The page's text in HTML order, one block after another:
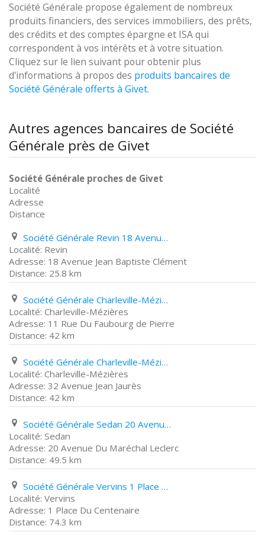
Société Générale propose également de nombreux
produits financiers, des services immobiliers, des prêts,
des crédits et des comptes épargne et ISA qui
correspondent à vos intérêts et à votre situation.
Cliquez sur le lien suivant pour obtenir plus
d'informations à propos des produits bancaires de
Société Générale offerts à Givet.
Autres agences bancaires de Société
Générale près de Givet
Société Générale proches de Givet
Localité
Adresse
Distance
Société Générale Revin 18 Avenue Jean Baptiste Clément
Revin
18 Avenue Jean Baptiste Clément
25.8 km
Société Générale Charleville-Mézières 11 Rue Du Faubourg de Pierre
Charleville-Mézières
11 Rue Du Faubourg de Pierre
42 km
Société Générale Charleville-Mézières 32 Avenue Jean Jaurès
Charleville-Mézières
32 Avenue Jean Jaurès
42 km
Société Générale Sedan 20 Avenue Du Maréchal Leclerc
Sedan
20 Avenue Du Maréchal Leclerc
49.5 km
Société Générale Vervins 1 Place Du Centenaire
Vervins
1 Place Du Centenaire
74.3 km